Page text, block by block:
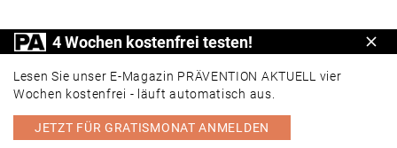
PRÄVENTION AKTUELL ist ein Produkt der Universum
Verlag GmbH, Wettinerstraße 3-5, 65189 Wiesbaden,
www.universum.de,info@universum.de
PORTAL E-MAGAZIN
4 Wochen kostenfrei testen!
Lesen Sie unser E-Magazin PRÄVENTION AKTUELL vier
Wochen kostenfrei - läuft automatisch aus.
JETZT FÜR GRATISMONAT ANMELDEN